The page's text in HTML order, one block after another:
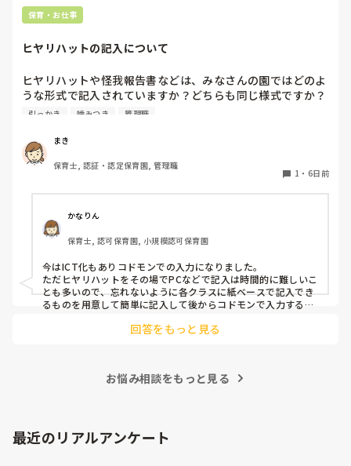
立ちましょうの合図で立つかどうかはそれぞれで、したくない
という子どもは今はうたの時間だから立たなくてもいいから座
り回る子どもは減りました。
いですよね。。
要支援児とも関係が出来、私といることが安全基地と思ってく
れと、自分のもとに帰ってきてくれるので、少し落ち着いたか
とも思います。
手が足りないですよね。
メンタルやられないようにリフレッシュしながら頑張りましょ
うね。
保育・お仕事
ヒヤリハットの記入について
ヒヤリハットや怪我報告書などは、みなさんの園ではどのよ
うな形式で記入されていますか？どちらも同じ様式ですか？
園の経営者が変わったため、様式を変える…みたいになって
引っかき 噛みつき 管理職
まき
保育士, 認証・認定保育園, 管理職
1 ・ 6日前
かなりん
保育士, 認可保育園, 小規模認可保育園
今はICT化もありコドモンでの入力になりました。
ただヒヤリハットをその場でPCなどで記入は時間的に難しいこ
とも多いので、忘れないように各クラスに紙ベースで記入でき
るものを用意して簡単に記入して後からコドモンで入力するよ
回答をもっと見る
お悩み相談をもっと見る
最近のリアルアンケート